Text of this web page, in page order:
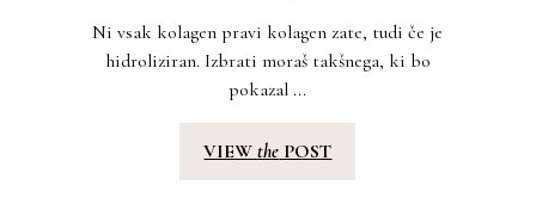
Ni vsak kolagen pravi kolagen zate, tudi če je
hidroliziran. Izbrati moraš takšnega, ki bo
pokazal ...
VIEWthe POST